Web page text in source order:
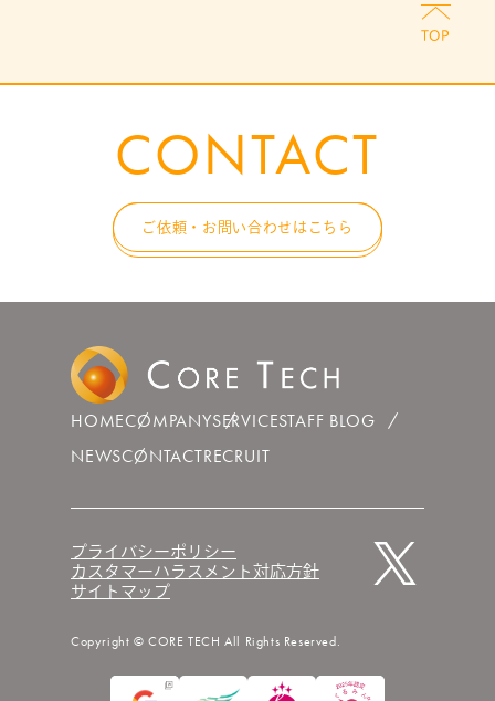
CONTACT
ご依頼・お問い合わせはこちら
HOMECOMPANYSERVICESTAFF BLOG
NEWSCONTACTRECRUIT
プライバシーポリシー
カスタマーハラスメント対応方針
サイトマップ
Copyright © CORE TECH All Rights Reserved.